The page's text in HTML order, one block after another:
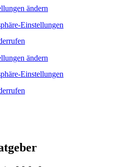
ändern
Einstellungen
ändern
Einstellungen